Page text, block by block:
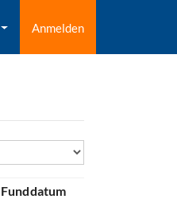
Anmelden
Funddatum